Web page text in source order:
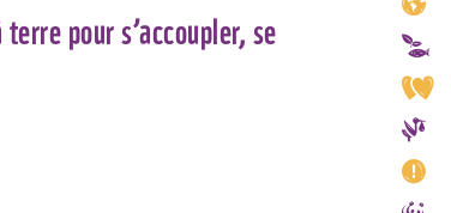
pour s’accoupler, se